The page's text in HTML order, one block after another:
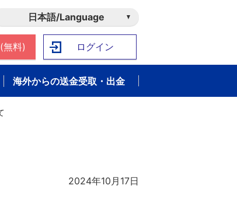
日本語/Language
無料) ログイン
海外からの送金受取・出金
2024年10月17日